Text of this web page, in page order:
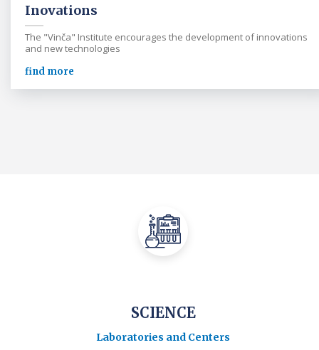
Inovations
The "Vinča" Institute encourages the development of innovations
and new technologies
find more
SCIENCE
Laboratories and Centers